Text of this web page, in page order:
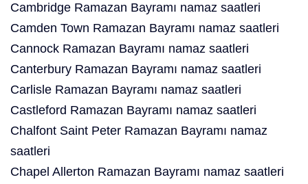
Cambridge Ramazan Bayramı namaz saatleri
Camden Town Ramazan Bayramı namaz saatleri
Cannock Ramazan Bayramı namaz saatleri
Canterbury Ramazan Bayramı namaz saatleri
Carlisle Ramazan Bayramı namaz saatleri
Castleford Ramazan Bayramı namaz saatleri
Chalfont Saint Peter Ramazan Bayramı namaz
saatleri
Chapel Allerton Ramazan Bayramı namaz saatleri